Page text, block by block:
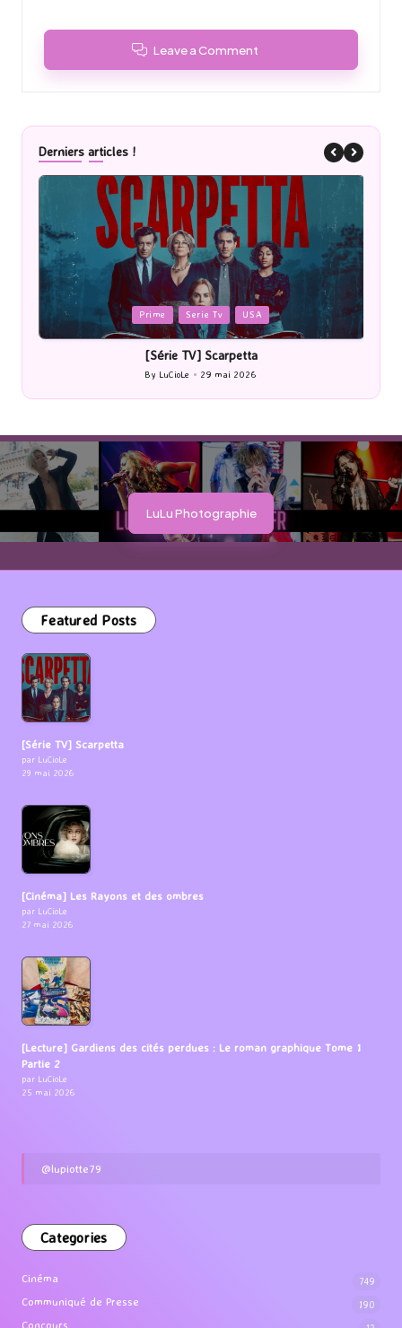
Leave a Comment
Derniers articles !
Posted
in
Prime Serie Tv USA
[Série TV] Scarpetta
Posted
by
By LuCioLe 29 mai 2026
LuLu Photographie
Featured Posts
[Série TV] Scarpetta
par LuCioLe
29 mai 2026
[Cinéma] Les Rayons et des ombres
par LuCioLe
27 mai 2026
[Lecture] Gardiens des cités perdues : Le roman graphique Tome 1
Partie 2
par LuCioLe
25 mai 2026
@lupiotte79
Categories
Cinéma 749
Communiqué de Presse 190
Concours